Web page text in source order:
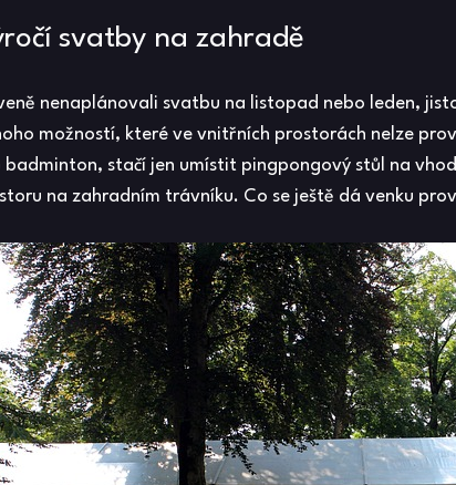
svatby na zahradě
nenaplánovali svatbu na listopad nebo leden,
možností, které ve vnitřních prostorách nelze
badminton, stačí jen umístit pingpongový stůl na
na zahradním trávníku. Co se ještě dá venku